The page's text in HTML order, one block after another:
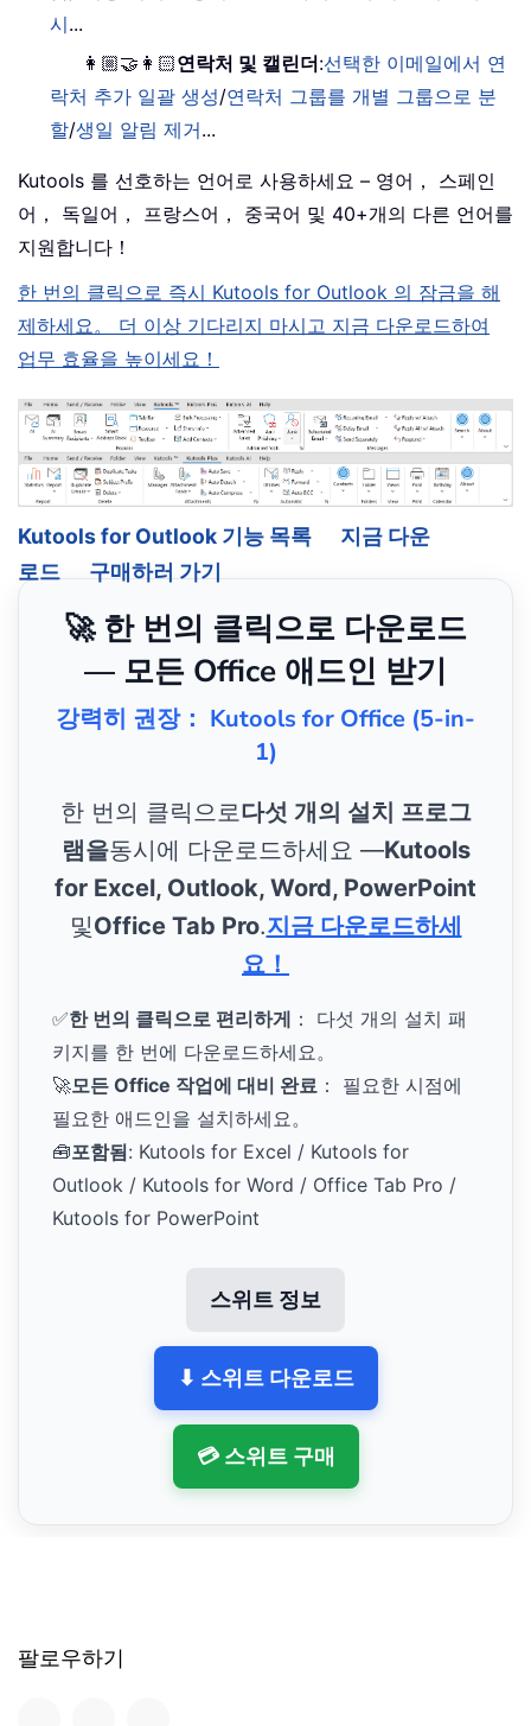
시...
👩🏼‍🤝‍👩🏻연락처 및 캘린더:선택한 이메일에서 연
락처 추가 일괄 생성/연락처 그룹를 개별 그룹으로 분
할/생일 알림 제거...
Kutools 를 선호하는 언어로 사용하세요 – 영어， 스페인
어， 독일어， 프랑스어， 중국어 및 40+개의 다른 언어를
지원합니다！
한 번의 클릭으로 즉시 Kutools for Outlook 의 잠금을 해
제하세요。 더 이상 기다리지 마시고 지금 다운로드하여
업무 효율을 높이세요！
Kutools for Outlook 기능 목록
지금 다운
로드
구매하러 가기
🚀 한 번의 클릭으로 다운로드
— 모든 Office 애드인 받기
강력히 권장： Kutools for Office (5-in-
1)
한 번의 클릭으로다섯 개의 설치 프로그
램을동시에 다운로드하세요 —Kutools
for Excel, Outlook, Word, PowerPoint
및Office Tab Pro.지금 다운로드하세
요！
✅한 번의 클릭으로 편리하게 ： 다섯 개의 설치 패
키지를 한 번에 다운로드하세요。
🚀모든 Office 작업에 대비 완료 ： 필요한 시점에
필요한 애드인을 설치하세요。
🧰포함됨: Kutools for Excel / Kutools for
Outlook / Kutools for Word / Office Tab Pro /
Kutools for PowerPoint
스위트 정보
⬇ 스위트 다운로드
💳 스위트 구매
팔로우하기